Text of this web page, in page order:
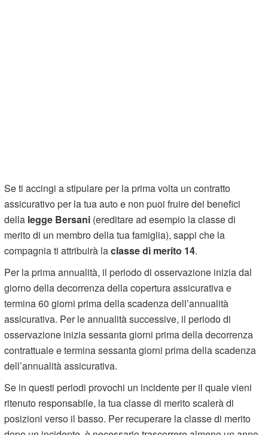
Se ti accingi a stipulare per la prima volta un contratto
assicurativo per la tua auto e non puoi fruire dei benefici
della legge Bersani (ereditare ad esempio la classe di
merito di un membro della tua famiglia), sappi che la
compagnia ti attribuirà laclasse di merito 14.
Per la prima annualità, il periodo di osservazione inizia dal
giorno della decorrenza della copertura assicurativa e
termina 60 giorni prima della scadenza dell’annualità
assicurativa. Per le annualità successive, il periodo di
osservazione inizia sessanta giorni prima della decorrenza
contrattuale e termina sessanta giorni prima della scadenza
dell’annualità assicurativa.
Se in questi periodi provochi un incidente per il quale vieni
ritenuto responsabile, la tua classe di merito scalerà di
posizioni verso il basso. Per recuperare la classe di merito